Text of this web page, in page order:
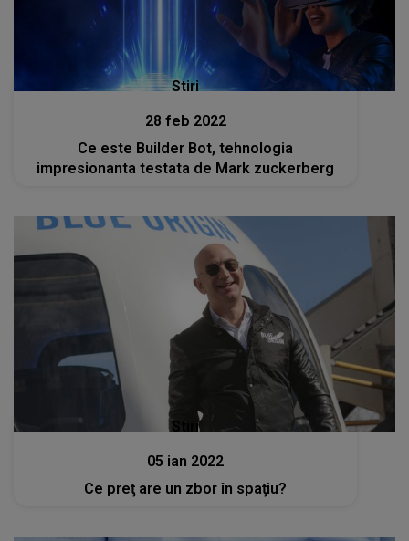
Stiri
28 feb 2022
Ce este Builder Bot, tehnologia
impresionanta testata de Mark zuckerberg
Stiri
05 ian 2022
Ce preţ are un zbor în spaţiu?